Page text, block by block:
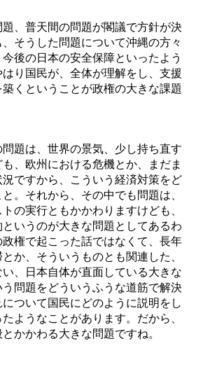
、普天間の問題が閣議で方針が決
そうした問題について沖縄の方々
後の日本の安全保障といったよう
り国民が、全体が理解をし、支援
くということが政権の大きな課題
題は、世界の景気、少し持ち直す
、欧州における危機とか、まだま
ですから、こういう経済対策をど
。それから、その中でも問題は、
の実行ともかかわりますけども、
いうのが大きな問題としてあるわ
権で起こった話ではなくて、長年
か、そういうものとも関連した、
、日本自体が直面している大きな
問題をどういうふうな道筋で解決
ついて国民にどのように説明をし
ようなことがあります。だから、
かかわる大きな問題ですね。